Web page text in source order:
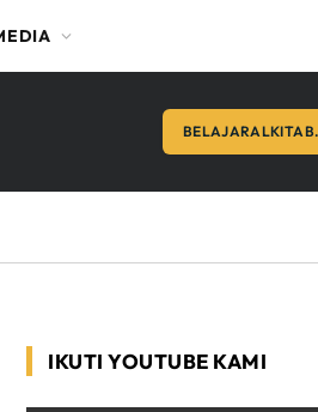
IKUTI YOUTUBE KAMI